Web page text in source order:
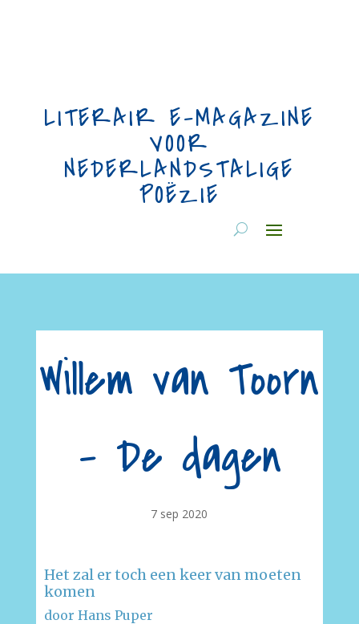
LITERAIR E-MAGAZINE
VOOR
NEDERLANDSTALIGE
POËZIE
Willem van Toorn
– De dagen
7 sep 2020
Het zal er toch een keer van moeten
komen
door Hans Puper